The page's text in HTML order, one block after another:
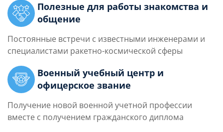
Полезные для работы знакомства и
общение
Постоянные встречи с известными инженерами и
специалистами ракетно-космической сферы
Военный учебный центр и
офицерское звание
Получение новой военной учетной профессии
вместе с получением гражданского диплома